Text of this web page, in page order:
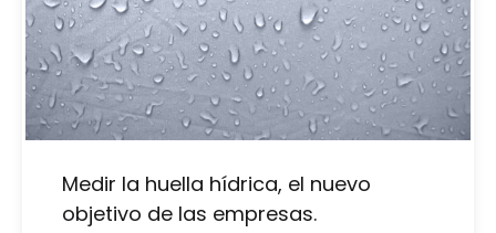
Medir la huella hídrica, el nuevo
objetivo de las empresas.